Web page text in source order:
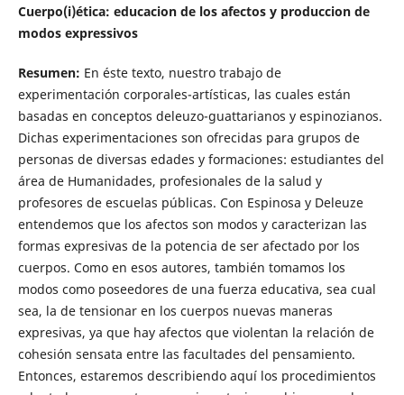
Cuerpo(i)ética: educacion de los afectos y produccion de
modos expressivos
Resumen: En éste texto, nuestro trabajo de
experimentación corporales-artísticas, las cuales están
basadas en conceptos deleuzo-guattarianos y espinozianos.
Dichas experimentaciones son ofrecidas para grupos de
personas de diversas edades y formaciones: estudiantes del
área de Humanidades, profesionales de la salud y
profesores de escuelas públicas. Con Espinosa y Deleuze
entendemos que los afectos son modos y caracterizan las
formas expresivas de la potencia de ser afectado por los
cuerpos. Como en esos autores, también tomamos los
modos como poseedores de una fuerza educativa, sea cual
sea, la de tensionar en los cuerpos nuevas maneras
expresivas, ya que hay afectos que violentan la relación de
cohesión sensata entre las facultades del pensamiento.
Entonces, estaremos describiendo aquí los procedimientos